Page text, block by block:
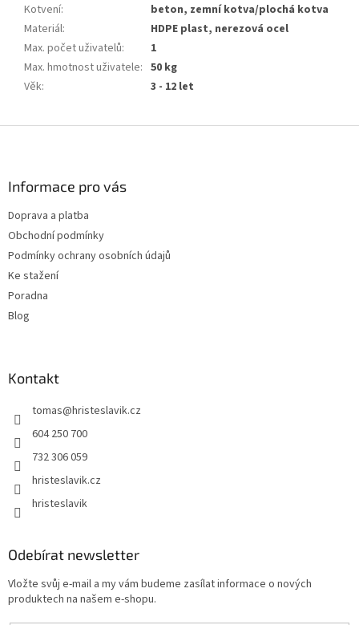
Kotvení:
beton, zemní kotva/plochá kotva
Materiál:
HDPE plast, nerezová ocel
Max. počet uživatelů:
1
Max. hmotnost uživatele: 50 kg
Věk: 3 - 12 let
Informace pro vás
Doprava a platba
Obchodní podmínky
Podmínky ochrany osobních údajů
Ke stažení
Poradna
Blog
Kontakt
tomas@hristeslavik.cz
604 250 700
732 306 059
hristeslavik.cz
hristeslavik
Odebírat newsletter
Vložte svůj e-mail a my vám budeme zasílat informace o nových
produktech na našem e-shopu.